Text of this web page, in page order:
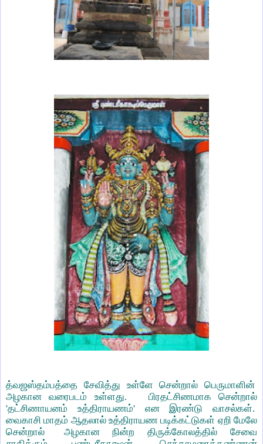
த்வஜஸ்தம்பத்தை சேவித்து உள்ளே சென்றால் பெருமாளின்
அழகான வரைபடம் உள்ளது. பிரதட்சிணமாக சென்றால்
'தட்சிணாயனம் உத்திராயணம்' என இரண்டு வாசல்கள்.
வைகாசி மாதம் ஆதலால் உத்திராயண படிக்கட்டுகள் ஏறி மேலே
சென்றால் அழகான நின்ற திருக்கோலத்தில் சேவை